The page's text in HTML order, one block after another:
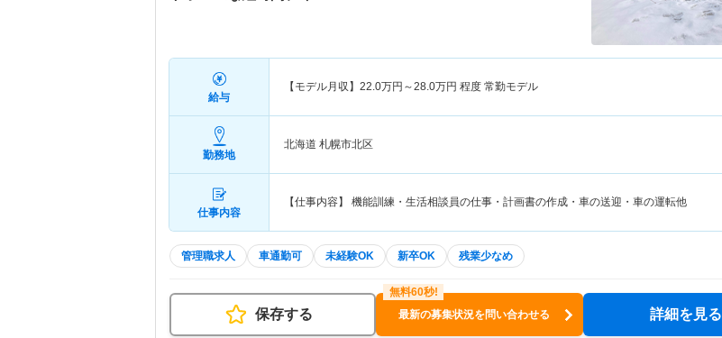
給与
【モデル月収】 22.0万円～28.0万円 程度 常勤モデル
勤務地
北海道 札幌市北区
仕事内容
【仕事内容】 機能訓練・生活相談員の仕事・計画書の作成・車の送迎・車の運転他
管理職求人 車通勤可 未経験OK 新卒OK 残業少なめ
保存する 最新の募集状況を問い合わせる 詳細を見る